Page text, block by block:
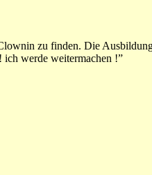
zu finden. Die
ich werde weitermachen !”